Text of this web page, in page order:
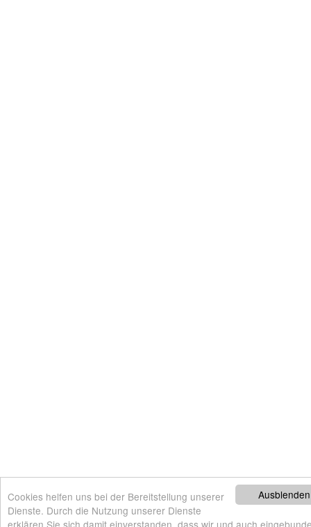
Ausblenden
Cookies helfen uns bei der Bereitstellung unserer
Dienste. Durch die Nutzung unserer Dienste
erklären Sie sich damit einverstanden, dass wir und auch